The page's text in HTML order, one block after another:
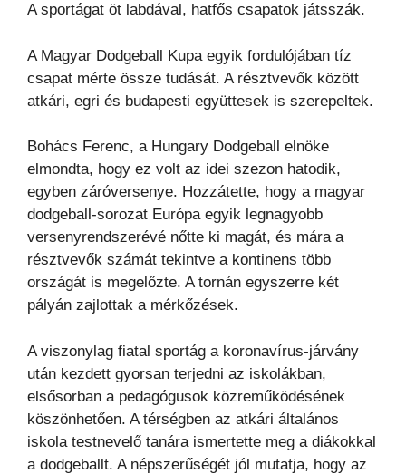
A sportágat öt labdával, hatfős csapatok játsszák.
A Magyar Dodgeball Kupa egyik fordulójában tíz
csapat mérte össze tudását. A résztvevők között
atkári, egri és budapesti együttesek is szerepeltek.
Bohács Ferenc, a Hungary Dodgeball elnöke
elmondta, hogy ez volt az idei szezon hatodik,
egyben záróversenye. Hozzátette, hogy a magyar
dodgeball-sorozat Európa egyik legnagyobb
versenyrendszerévé nőtte ki magát, és mára a
résztvevők számát tekintve a kontinens több
országát is megelőzte. A tornán egyszerre két
pályán zajlottak a mérkőzések.
A viszonylag fiatal sportág a koronavírus-járvány
után kezdett gyorsan terjedni az iskolákban,
elsősorban a pedagógusok közreműködésének
köszönhetően. A térségben az atkári általános
iskola testnevelő tanára ismertette meg a diákokkal
a dodgeballt. A népszerűségét jól mutatja, hogy az